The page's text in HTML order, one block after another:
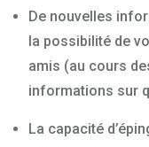
De nouvelles
la possibilité de
amis (au cours
informations sur
La capacité